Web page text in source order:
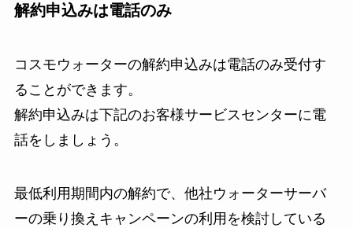
解約申込みは電話のみ
コスモウォーターの解約申込みは電話のみ受付す
ることができます。
解約申込みは下記のお客様サービスセンターに電
話をしましょう。
最低利用期間内の解約で、他社ウォーターサーバ
ーの乗り換えキャンペーンの利用を検討している